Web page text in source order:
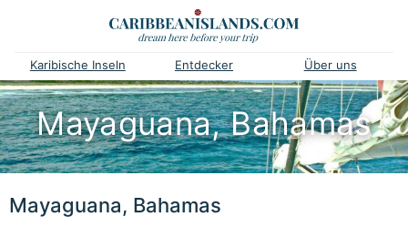
Karibische Inseln Entdecker Über uns
Mayaguana, Bahamas
Mayaguana, Bahamas